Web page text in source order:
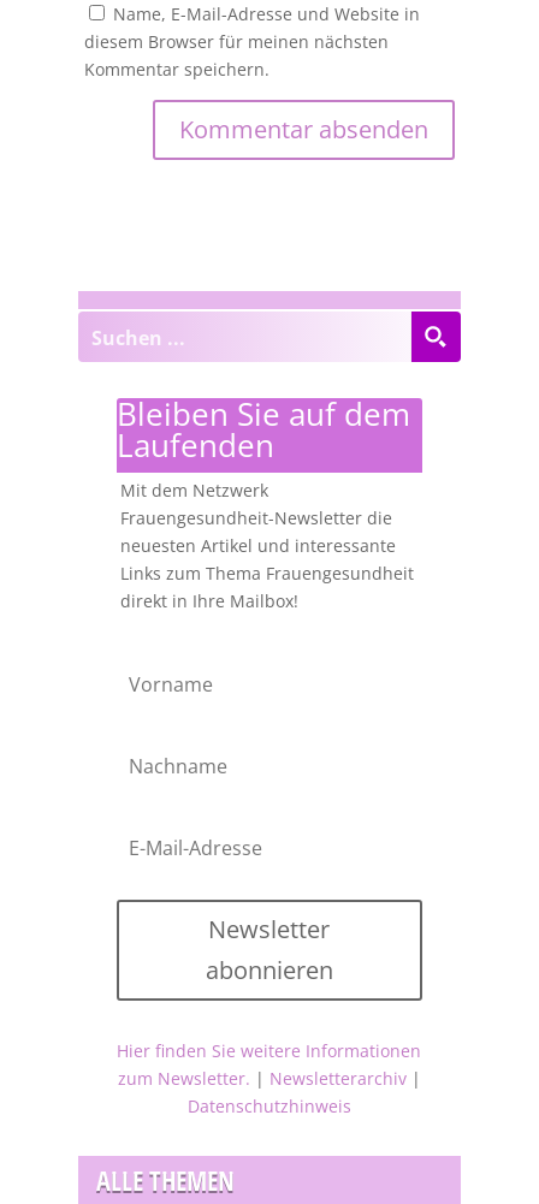
Name, E-Mail-Adresse und Website in
diesem Browser für meinen nächsten
Kommentar speichern.
Bleiben Sie auf dem
Laufenden
Mit dem Netzwerk
Frauengesundheit-Newsletter die
neuesten Artikel und interessante
Links zum Thema Frauengesundheit
direkt in Ihre Mailbox!
Newsletter
abonnieren
Hier finden Sie weitere Informationen
zum Newsletter. | Newsletterarchiv|
Datenschutzhinweis
ALLE THEMEN